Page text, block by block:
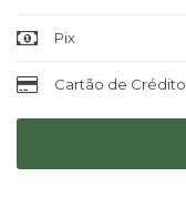
Pix
Cartão de Crédito